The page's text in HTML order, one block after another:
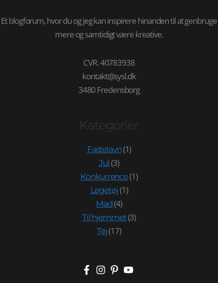
Et blogforum, hvor du og jeg kan inspirere hinanden til at genbruge
mere og samtidigt være kreative.
CVR. 40783938
kontakt@sysl.dk
3480 Fredensborg
Kategorier
Fastelavn(1)
Jul (3)
Konkurrence(1)
Legetøj (1)
Mad(4)
Til hjemmet(3)
Tøj(17)